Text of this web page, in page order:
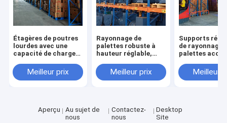
Étagères de poutres
lourdes avec une
capacité de charge
coucheMeilleur prix
Rayonnage de
palettes robuste à
hauteur réglable,
industriel, étagères
d'entrepôt en vente
Meilleur prix
Supports
de rayonnage
palettes
à capacité de
réglable en
Meilleur
Aperçu
Au sujet de
nous
Contactez-
nous
Desktop
Site